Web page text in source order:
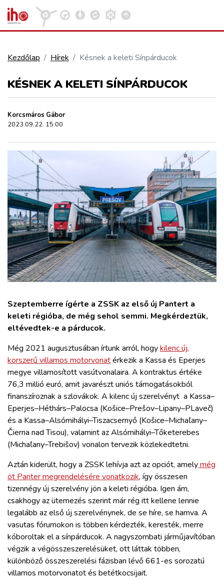
VASÚT
KÖZLEKEDÉSFEJLESZTÉS
ELLÁTÁSI LÁNC
ZÖLDÚT
HAJÓZÁS
ARCHÍVUM
WEBSHOP
BELÉPÉS
REGISZTRÁCIÓ
Kezdőlap Hírek Késnek a keleti Sínpárducok
KÉSNEK A KELETI SÍNPÁRDUCOK
Korcsmáros Gábor
2023.09.22. 15:00
Szeptemberre ígérte a ZSSK az első új Pantert a
keleti régióba, de még sehol semmi. Megkérdeztük,
eltévedtek-e a párducok.
Még 2021 augusztusában írtunk arról, hogykilenc új,
korszerű villamos motorvonatérkezik a Kassa és Eperjes
megye villamosított vasútvonalaira. A kontraktus értéke
76,3 millió euró, amit javarészt uniós támogatásokból
finanszíroznak a szlovákok. A kilenc új szerelvényt a Kassa–
Eperjes–Héthárs–Palocsa (Košice–Prešov–Lipany–PLaveč)
és a Kassa–Alsómihályi–Tiszacsernyő (Košice–Michaľany–
Čierna nad Tisou), valamint az Alsómihályi–Tőketerebes
(Michaľany–Trebišov) vonalon tervezik közlekedtetni.
Aztán kiderült, hogy a ZSSK lehívja azt az opciót, amelymég
öt Panter megrendelésére vonatkozik, így összesen
tizennégy új szerelvény jön a keleti régióba. Igen ám,
csakhogy az ütemezés szerint már rég itt kellene lennie
legalább az első új szerelvénynek, de se híre, se hamva. A
vasutas fórumokon is többen kérdezték, keresték, merre
kóboroltak el a sínpárducok. A nagyszombati járműjavítóban
végzik a végösszeszerelésüket, ott láttak többen,
különböző összeszerelési fázisban lévő 661-es sorozatú
villamos motorvonatot és betétkocsijait.